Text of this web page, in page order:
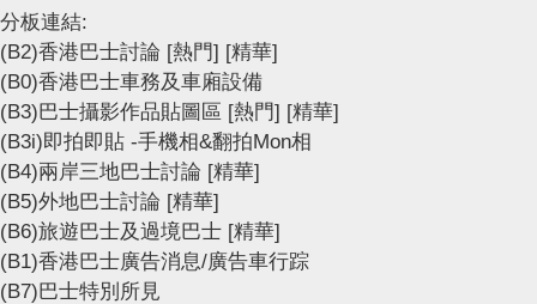
分板連結:
(B2)香港巴士討論 [熱門] [精華]
(B0)香港巴士車務及車廂設備
(B3)巴士攝影作品貼圖區 [熱門] [精華]
(B3i)即拍即貼 -手機相&翻拍Mon相
(B4)兩岸三地巴士討論 [精華]
(B5)外地巴士討論 [精華]
(B6)旅遊巴士及過境巴士 [精華]
(B1)香港巴士廣告消息/廣告車行踪
(B7)巴士特別所見